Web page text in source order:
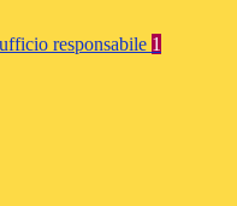
responsabile 1